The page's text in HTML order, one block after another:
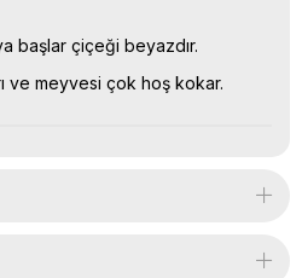
başlar çiçeği beyazdır.
ve meyvesi çok hoş kokar.